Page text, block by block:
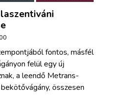
fontos, másfél
felül egy új
a leendő Metrans-
összesen